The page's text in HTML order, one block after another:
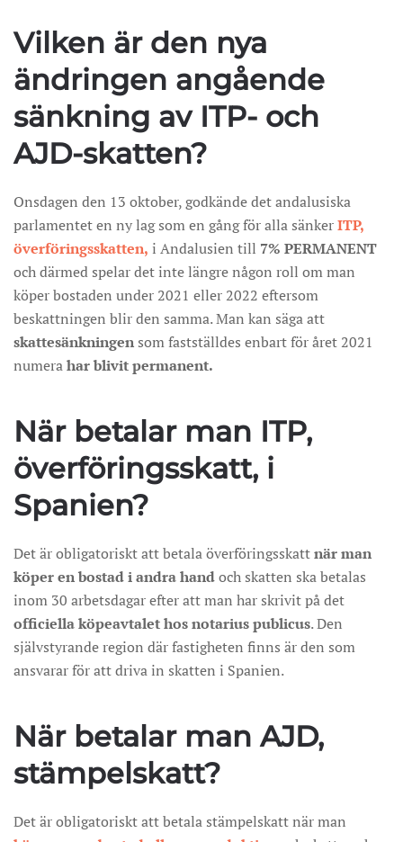
Vilken är den nya
ändringen angående
sänkning av ITP- och
AJD-skatten?
Onsdagen den 13 oktober, godkände det andalusiska
parlamentet en ny lag som en gång för alla sänkerITP,
överföringsskatten, i Andalusien till 7% PERMANENT
och därmed spelar det inte längre någon roll om man
köper bostaden under 2021 eller 2022 eftersom
beskattningen blir den samma. Man kan säga att
skattesänkningen som fastställdes enbart för året 2021
numerahar blivit permanent.
När betalar man ITP,
överföringsskatt, i
Spanien?
Det är obligatoriskt att betala överföringsskattnär man
köper en bostad i andra handoch skatten ska betalas
inom 30 arbetsdagar efter att man har skrivit på det
officiella köpeavtalet hos notarius publicus. Den
självstyrande region där fastigheten finns är den som
ansvarar för att driva in skatten i Spanien.
När betalar man AJD,
stämpelskatt?
Det är obligatoriskt att betala stämpelskatt när man